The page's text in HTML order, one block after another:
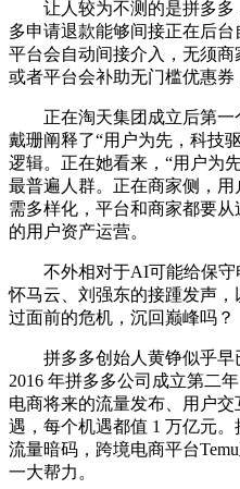
让人较为不测的是拼多多
多申请退款能够间接正在后台
平台会自动间接介入，无须商
或者平台会补助无门槛优惠券
正在淘天集团成立后第一
戴珊阐释了“用户为先，科技
逻辑。正在她看来，“用户为
最普遍人群。正在商家侧，
需多样化，平台和商家都要
的用户资产运营。
不外相对于AI可能给保守
怀马云、刘强东的接踵发声
过面前的危机，沉回巅峰吗？
拼多多创始人黄铮似乎早
2016 年拼多多公司成立第二
电商将来的流量发布、用户
遇，每个机遇都值 1 万亿元
流量暗码，跨境电商平台
一大帮力。